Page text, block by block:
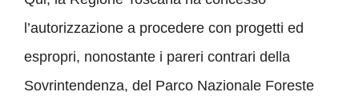
l’autorizzazione a procedere con progetti ed
espropri, nonostante i pareri contrari della
Sovrintendenza, del Parco Nazionale Foreste